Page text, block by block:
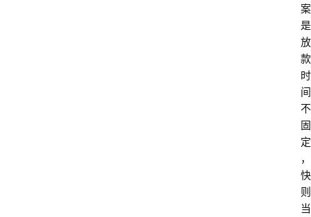
案
是
放
款
时
间
不
固
定
，
快
则
当